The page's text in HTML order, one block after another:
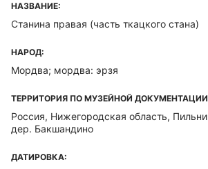
НАЗВАНИЕ:
Станина правая (часть ткацкого стана)
НАРОД:
Мордва; мордва: эрзя
ТЕРРИТОРИЯ ПО МУЗЕЙНОЙ
Россия, Нижегородская область,
дер. Бакшандино
ДАТИРОВКА: